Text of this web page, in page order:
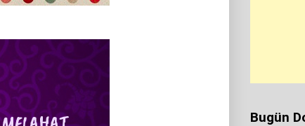
Bugün